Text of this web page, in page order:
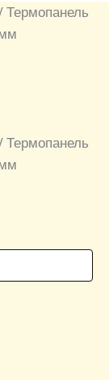
Термопанель
Термопанель